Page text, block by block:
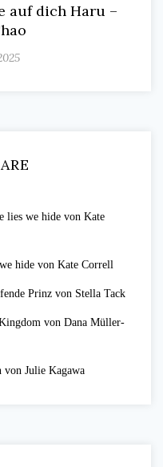
auf dich Haru –
lies we hide von Kate
hide von Kate Correll
Prinz von Stella Tack
von Dana Müller-
von Julie Kagawa